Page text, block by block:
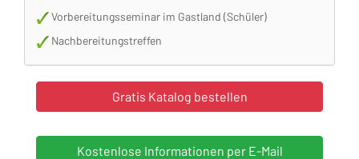
Vorbereitungsseminar im Gastland (Schüler)
Nachbereitungstreffen